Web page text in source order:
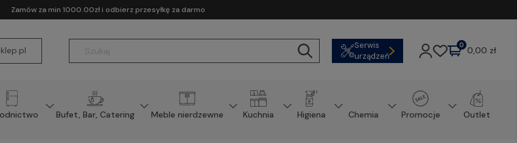
Zamów za min 1000.00zł i odbierz przesyłkę za darmo
Serwis
urządzeń
0,00 zł
0
Bufet, Bar, Catering Meble nierdzewne Kuchnia Higiena Chemia Promocje Outlet